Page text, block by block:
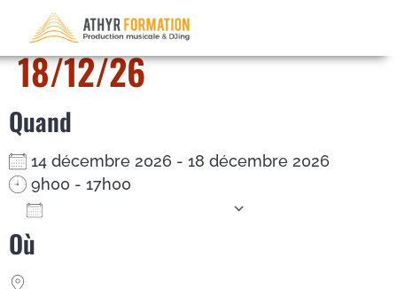
Mixage – du 14/12/26 au
18/12/26
Quand
14 décembre 2026 - 18 décembre 2026
9h00 - 17h00
Où